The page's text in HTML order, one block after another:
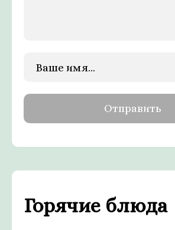
Горячие блюда